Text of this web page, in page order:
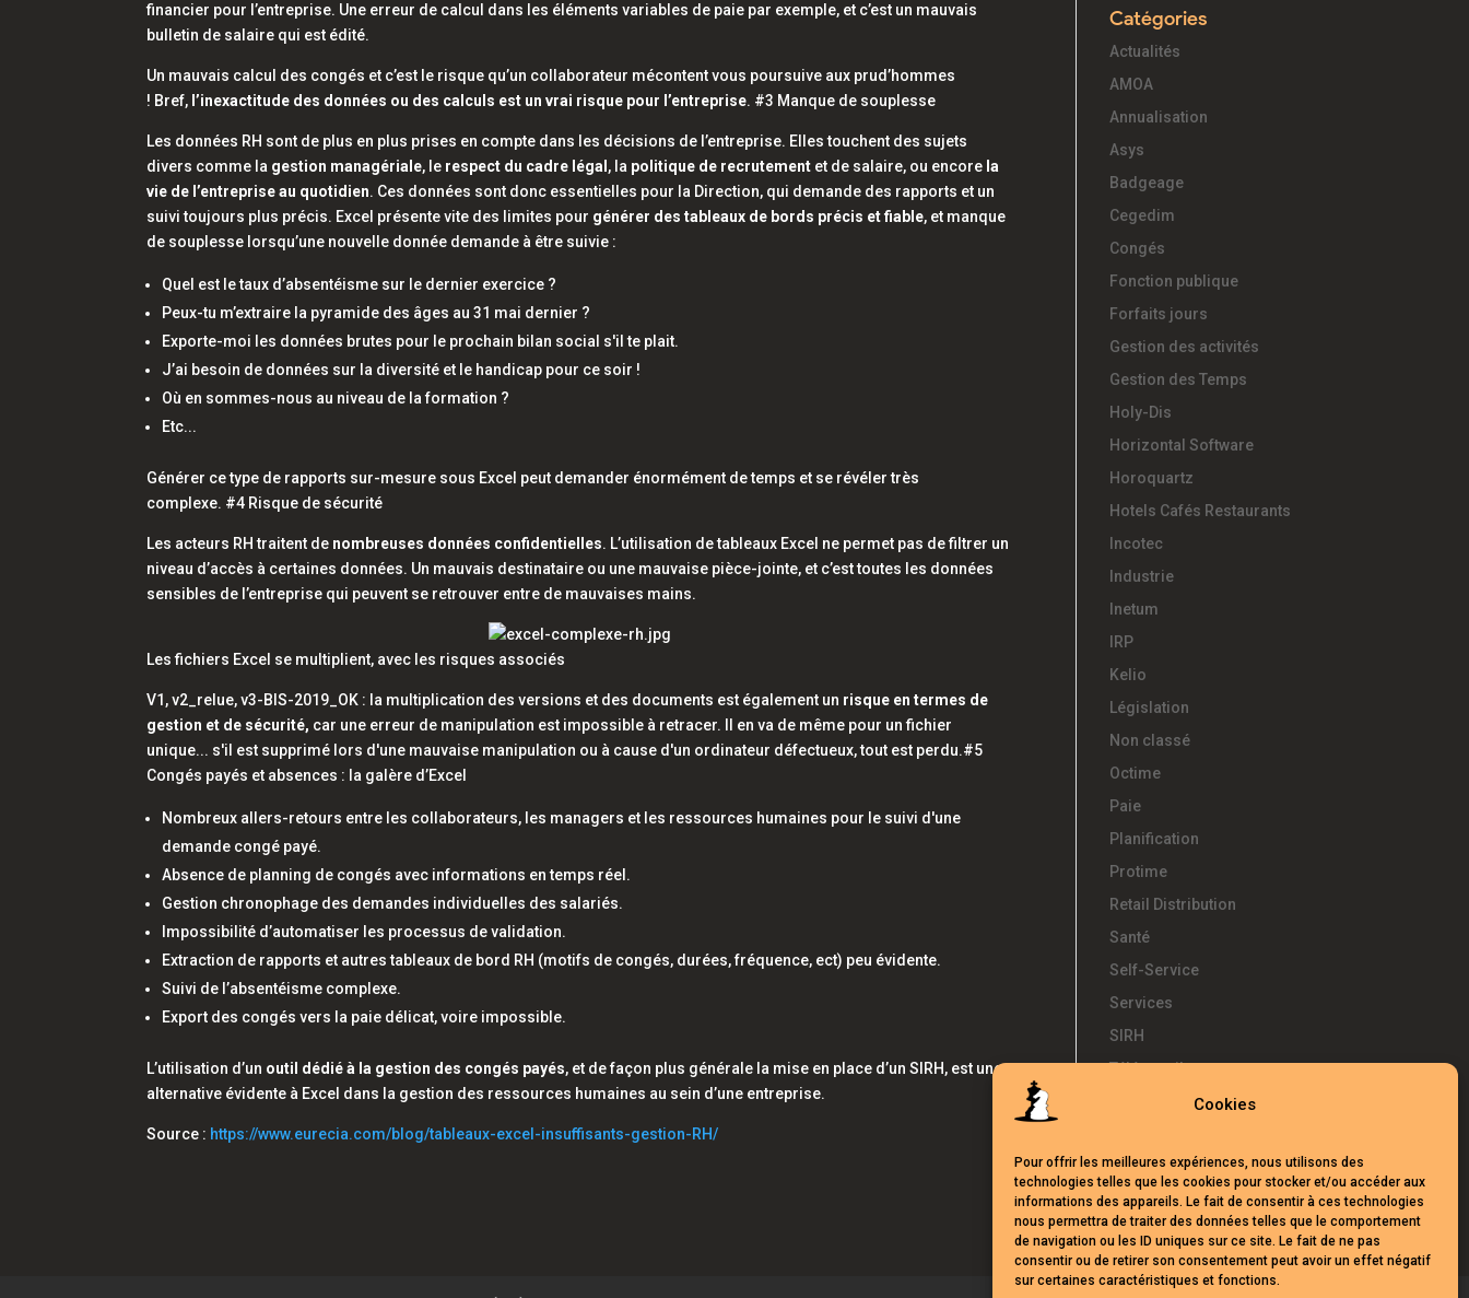
Cookies
Pour offrir les meilleures expériences, nous utilisons des
technologies telles que les cookies pour stocker et/ou accéder aux
informations des appareils. Le fait de consentir à ces technologies
nous permettra de traiter des données telles que le comportement
de navigation ou les ID uniques sur ce site. Le fait de ne pas
consentir ou de retirer son consentement peut avoir un effet négatif
sur certaines caractéristiques et fonctions.
financier pour l’entreprise. Une erreur de calcul dans les éléments variables de paie par exemple, et c’est un mauvais
bulletin de salaire qui est édité.
Un mauvais calcul des congés et c’est le risque qu’un collaborateur mécontent vous poursuive aux prud’hommes
! Bref, l’inexactitude des données ou des calculs est un vrai risque pour l’entreprise. #3 Manque de souplesse
Les données RH sont de plus en plus prises en compte dans les décisions de l’entreprise. Elles touchent des sujets
divers comme la gestion managériale, le respect du cadre légal , la politique de recrutement et de salaire, ou encore la
vie de l’entreprise au quotidien. Ces données sont donc essentielles pour la Direction, qui demande des rapports et un
suivi toujours plus précis. Excel présente vite des limites pour générer des tableaux de bords précis et fiable, et manque
de souplesse lorsqu’une nouvelle donnée demande à être suivie :
Quel est le taux d’absentéisme sur le dernier exercice ?
Peux-tu m’extraire la pyramide des âges au 31 mai dernier ?
Exporte-moi les données brutes pour le prochain bilan social s'il te plait.
J’ai besoin de données sur la diversité et le handicap pour ce soir !
Où en sommes-nous au niveau de la formation ?
Etc...
Générer ce type de rapports sur-mesure sous Excel peut demander énormément de temps et se révéler très
complexe. #4 Risque de sécurité
Les acteurs RH traitent de nombreuses données confidentielles. L’utilisation de tableaux Excel ne permet pas de filtrer un
niveau d’accès à certaines données. Un mauvais destinataire ou une mauvaise pièce-jointe, et c’est toutes les données
sensibles de l’entreprise qui peuvent se retrouver entre de mauvaises mains.
Les fichiers Excel se multiplient, avec les risques associés
V1, v2_relue, v3-BIS-2019_OK : la multiplication des versions et des documents est également un risque en termes de
gestion et de sécurité, car une erreur de manipulation est impossible à retracer. Il en va de même pour un fichier
unique... s'il est supprimé lors d'une mauvaise manipulation ou à cause d'un ordinateur défectueux, tout est perdu.#5
Congés payés et absences : la galère d’Excel
Nombreux allers-retours entre les collaborateurs, les managers et les ressources humaines pour le suivi d'une
demande congé payé.
Absence de planning de congés avec informations en temps réel.
Gestion chronophage des demandes individuelles des salariés.
Impossibilité d’automatiser les processus de validation.
Extraction de rapports et autres tableaux de bord RH (motifs de congés, durées, fréquence, ect) peu évidente.
Suivi de l’absentéisme complexe.
Export des congés vers la paie délicat, voire impossible.
L’utilisation d’un outil dédié à la gestion des congés payés, et de façon plus générale la mise en place d’un SIRH, est une
alternative évidente à Excel dans la gestion des ressources humaines au sein d’une entreprise.
Source : https://www.eurecia.com/blog/tableaux-excel-insuffisants-gestion-RH/
Catégories
Actualités
AMOA
Annualisation
Asys
Badgeage
Cegedim
Congés
Fonction publique
Forfaits jours
Gestion des activités
Gestion des Temps
Holy-Dis
Horizontal Software
Horoquartz
Hotels Cafés Restaurants
Incotec
Industrie
Inetum
IRP
Kelio
Législation
Non classé
Octime
Paie
Planification
Protime
Retail Distribution
Santé
Self-Service
Services
SIRH
Télétravail
Témoignages
UKG
Webinars